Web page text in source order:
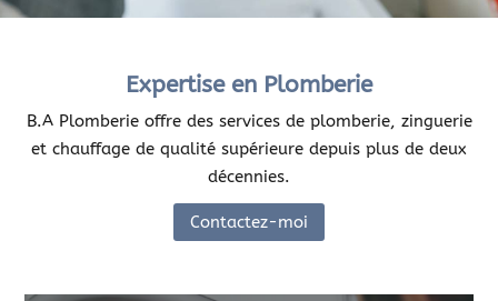
Expertise en Plomberie
B.A Plomberie offre des services de plomberie, zinguerie
et chauffage de qualité supérieure depuis plus de deux
décennies.
Contactez-moi